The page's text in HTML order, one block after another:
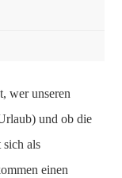
wer unseren
und ob die
sich als
einen